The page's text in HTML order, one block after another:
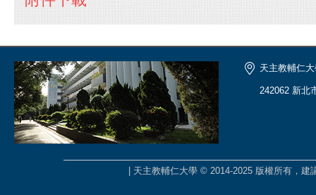
天主教輔仁
242062 新北
| 天主教輔仁大學 © 2014-2025 版權所有，